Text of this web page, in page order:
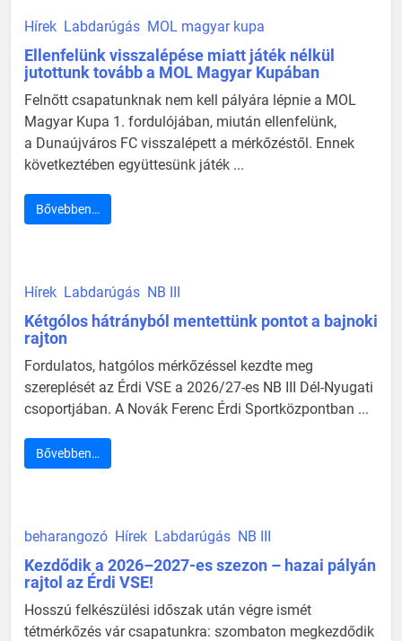
Hírek Labdarúgás MOL magyar kupa
Ellenfelünk visszalépése miatt játék nélkül
jutottunk tovább a MOL Magyar Kupában
Felnőtt csapatunknak nem kell pályára lépnie a MOL
Magyar Kupa 1. fordulójában, miután ellenfelünk,
a Dunaújváros FC visszalépett a mérkőzéstől. Ennek
következtében együttesünk játék ...
Bővebben…
Hírek Labdarúgás NB III
Kétgólos hátrányból mentettünk pontot a bajnoki
rajton
Fordulatos, hatgólos mérkőzéssel kezdte meg
szereplését az Érdi VSE a 2026/27-es NB III Dél-Nyugati
csoportjában. A Novák Ferenc Érdi Sportközpontban ...
Bővebben…
beharangozó Hírek Labdarúgás NB III
Kezdődik a 2026–2027-es szezon – hazai pályán
rajtol az Érdi VSE!
Hosszú felkészülési időszak után végre ismét
tétmérkőzés vár csapatunkra: szombaton megkezdődik